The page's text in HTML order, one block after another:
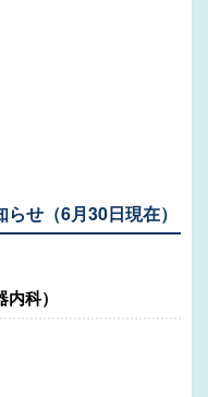
せ（6月30日現在）
科）